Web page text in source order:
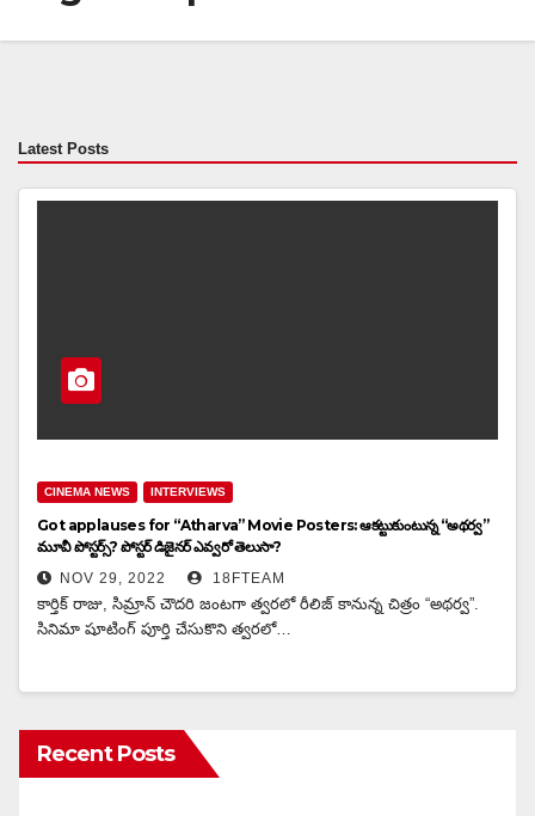
Latest Posts
CINEMA NEWS INTERVIEWS
Got applauses for “Atharva” Movie Posters: ఆకట్టుకుంటున్న “అథర్వ”
మూవీ పోస్టర్స్? పోస్టర్ డిజైనర్ ఎవ్వరో తెలుసా?
NOV 29, 2022 18FTEAM
కార్తిక్ రాజు, సిమ్రాన్ చౌద‌రి జంట‌గా త్వరలో రీలిజ్ కానున్న చిత్రం “అథ‌ర్వ”.
సినిమా షూటింగ్ పూర్తి చేసుకొని త్వరలో…
Recent Posts